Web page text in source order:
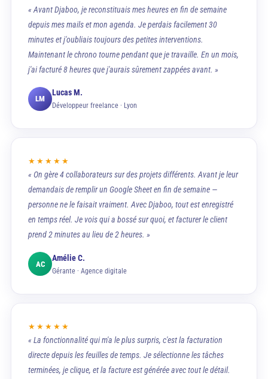
« Avant Djaboo, je reconstituais mes heures en fin de semaine
depuis mes mails et mon agenda. Je perdais facilement 30
minutes et j'oubliais toujours des petites interventions.
Maintenant le chrono tourne pendant que je travaille. En un mois,
j'ai facturé 8 heures que j'aurais sûrement zappées avant. »
LM
Lucas M.
Développeur freelance · Lyon
★★★★★
« On gère 4 collaborateurs sur des projets différents. Avant je leur
demandais de remplir un Google Sheet en fin de semaine —
personne ne le faisait vraiment. Avec Djaboo, tout est enregistré
en temps réel. Je vois qui a bossé sur quoi, et facturer le client
prend 2 minutes au lieu de 2 heures. »
AC
Amélie C.
Gérante · Agence digitale
★★★★★
« La fonctionnalité qui m'a le plus surpris, c'est la facturation
directe depuis les feuilles de temps. Je sélectionne les tâches
terminées, je clique, et la facture est générée avec tout le détail.